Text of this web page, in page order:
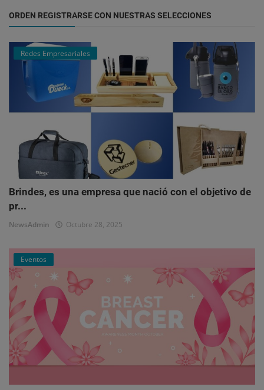
ORDEN REGISTRARSE CON NUESTRAS SELECCIONES
Redes Empresariales
Brindes, es una empresa que nació con el objetivo de
pr...
NewsAdmin Octubre 28, 2025
Eventos